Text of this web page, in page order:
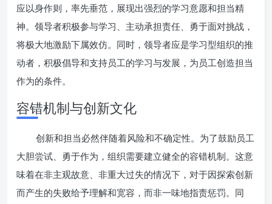
应以身作则，率先垂范，展现出强烈的学习意愿和担当精
神。领导者积极参与学习、主动承担责任、勇于面对挑战，
将极大地激励下属效仿。同时，领导者应是学习型组织的推
动者，积极倡导和支持员工的学习与发展，为员工创造担当
作为的条件。
容错机制与创新文化
创新和担当必然伴随着风险和不确定性。为了鼓励员工
大胆尝试、勇于作为，组织需要建立健全的容错机制。这意
味着在非主观故意、非重大过失的情况下，对于因探索创新
而产生的失败给予理解和宽容，而非一味地指责惩罚。同